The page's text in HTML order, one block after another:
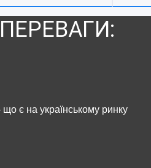
є на українському ринку